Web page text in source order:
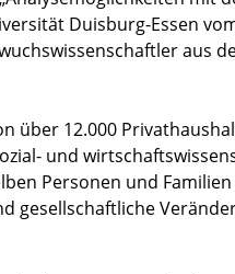
Duisburg-Essen
aus
über 12.000
und
Personen und
gesellschaftliche